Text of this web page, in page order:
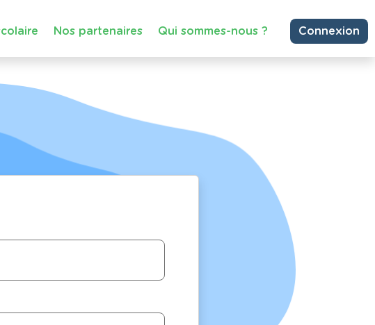
Nos partenaires Qui sommes-nous ? Connexion